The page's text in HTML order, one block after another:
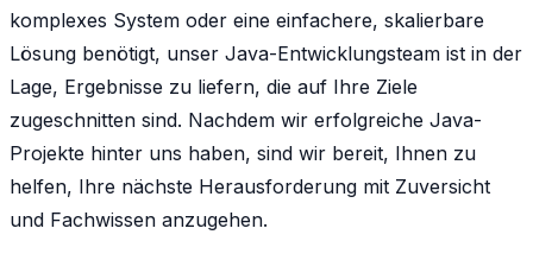
komplexes System oder eine einfachere, skalierbare
Lösung benötigt, unser Java-Entwicklungsteam ist in der
Lage, Ergebnisse zu liefern, die auf Ihre Ziele
zugeschnitten sind. Nachdem wir erfolgreiche Java-
Projekte hinter uns haben, sind wir bereit, Ihnen zu
helfen, Ihre nächste Herausforderung mit Zuversicht
und Fachwissen anzugehen.